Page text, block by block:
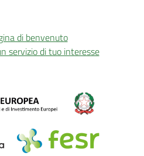
di benvenuto
servizio di tuo interesse